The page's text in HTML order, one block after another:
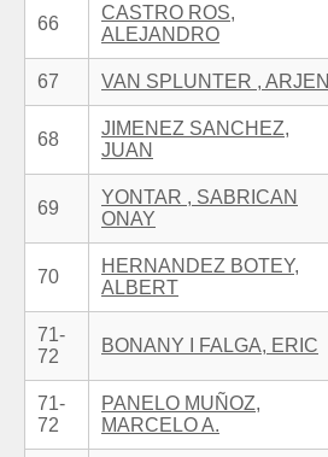
66
CASTRO ROS,
ALEJANDRO
67 VAN SPLUNTER , ARJEN
68
JIMENEZ SANCHEZ,
JUAN
69
YONTAR , SABRICAN
ONAY
70
HERNANDEZ BOTEY,
ALBERT
71-
72
BONANY I FALGA, ERIC
71-
72
PANELO MUÑOZ,
MARCELO A.